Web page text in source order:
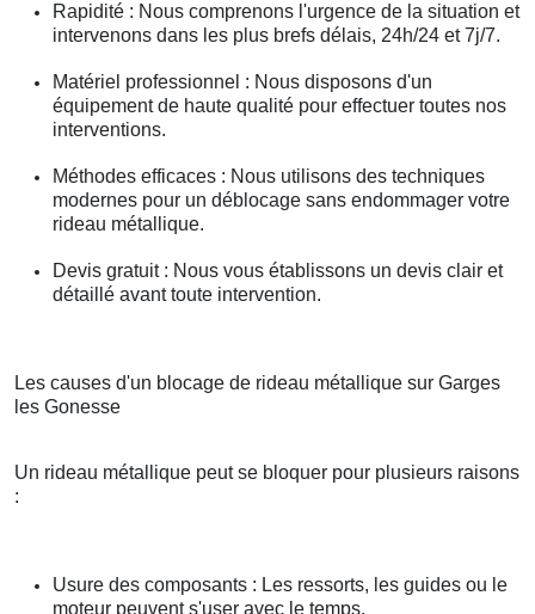
Rapidité : Nous comprenons l'urgence de la situation et
intervenons dans les plus brefs délais, 24h/24 et 7j/7.
Matériel professionnel : Nous disposons d'un
équipement de haute qualité pour effectuer toutes nos
interventions.
Méthodes efficaces : Nous utilisons des techniques
modernes pour un déblocage sans endommager votre
rideau métallique.
Devis gratuit : Nous vous établissons un devis clair et
détaillé avant toute intervention.
Les causes d'un blocage de rideau métallique sur Garges
les Gonesse
Un rideau métallique peut se bloquer pour plusieurs raisons
:
Usure des composants : Les ressorts, les guides ou le
moteur peuvent s'user avec le temps.